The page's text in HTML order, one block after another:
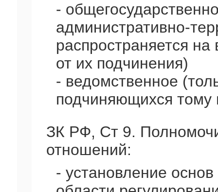
-
административно-
распространяется на
от их подчинения)
- ведомственное
подчиняющихся тому
ЗК РФ, Ст 9.
отношений:
- установление